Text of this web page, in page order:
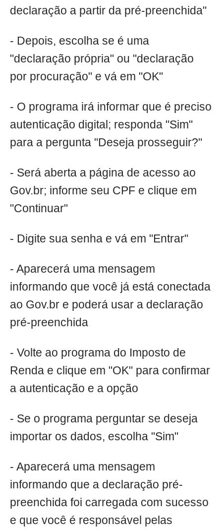
declaração a partir da pré-preenchida"
- Depois, escolha se é uma
"declaração própria" ou "declaração
por procuração" e vá em "OK"
- O programa irá informar que é preciso
autenticação digital; responda "Sim"
para a pergunta "Deseja prosseguir?"
- Será aberta a página de acesso ao
Gov.br; informe seu CPF e clique em
"Continuar"
- Digite sua senha e vá em "Entrar"
- Aparecerá uma mensagem
informando que você já está conectada
ao Gov.br e poderá usar a declaração
pré-preenchida
- Volte ao programa do Imposto de
Renda e clique em "OK" para confirmar
a autenticação e a opção
- Se o programa perguntar se deseja
importar os dados, escolha "Sim"
- Aparecerá uma mensagem
informando que a declaração pré-
preenchida foi carregada com sucesso
e que você é responsável pelas